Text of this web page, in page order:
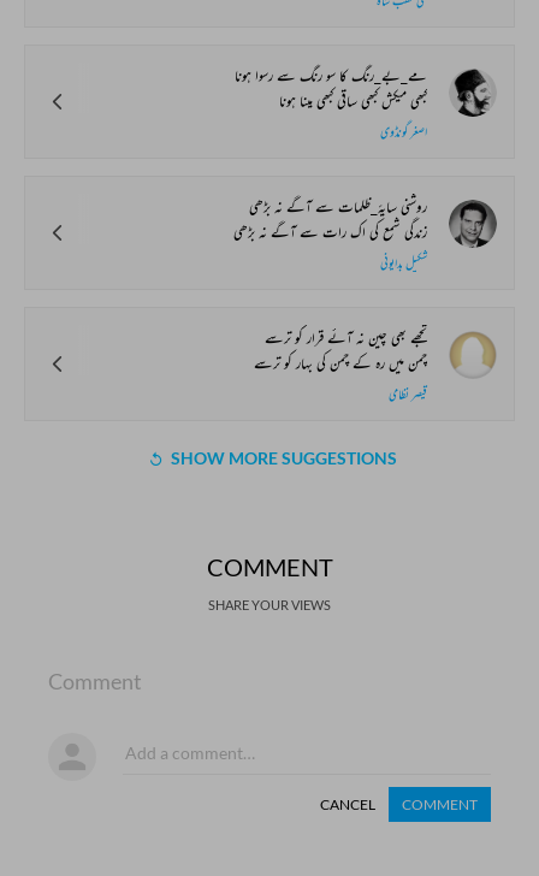
مے_بے_رنگ کا سو رنگ سے رسوا ہونا
کبھی میکش کبھی ساقی کبھی مینا ہونا
اصغر گونڈوی
روشنی سایۂ_ظلمات سے آگے نہ بڑھی
زندگی شمع کی اک رات سے آگے نہ بڑھی
شکیل بدایونی
تجھے بھی چین نہ آئے قرار کو ترسے
چمن میں رہ کے چمن کی بہار کو ترسے
قیصر نظامی
SHOW MORE SUGGESTIONS
COMMENT
SHARE YOUR VIEWS
Comment
CANCEL COMMENT